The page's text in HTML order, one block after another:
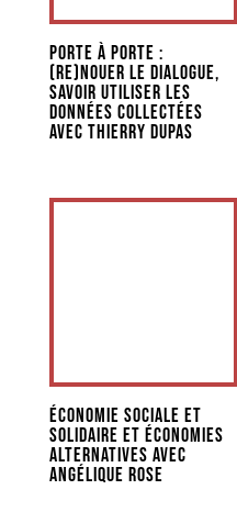
Porte à porte :
(re)nouer le dialogue,
savoir utiliser les
données collectées
avec Thierry Dupas
Économie sociale et
solidaire et économies
alternatives avec
Angélique Rose